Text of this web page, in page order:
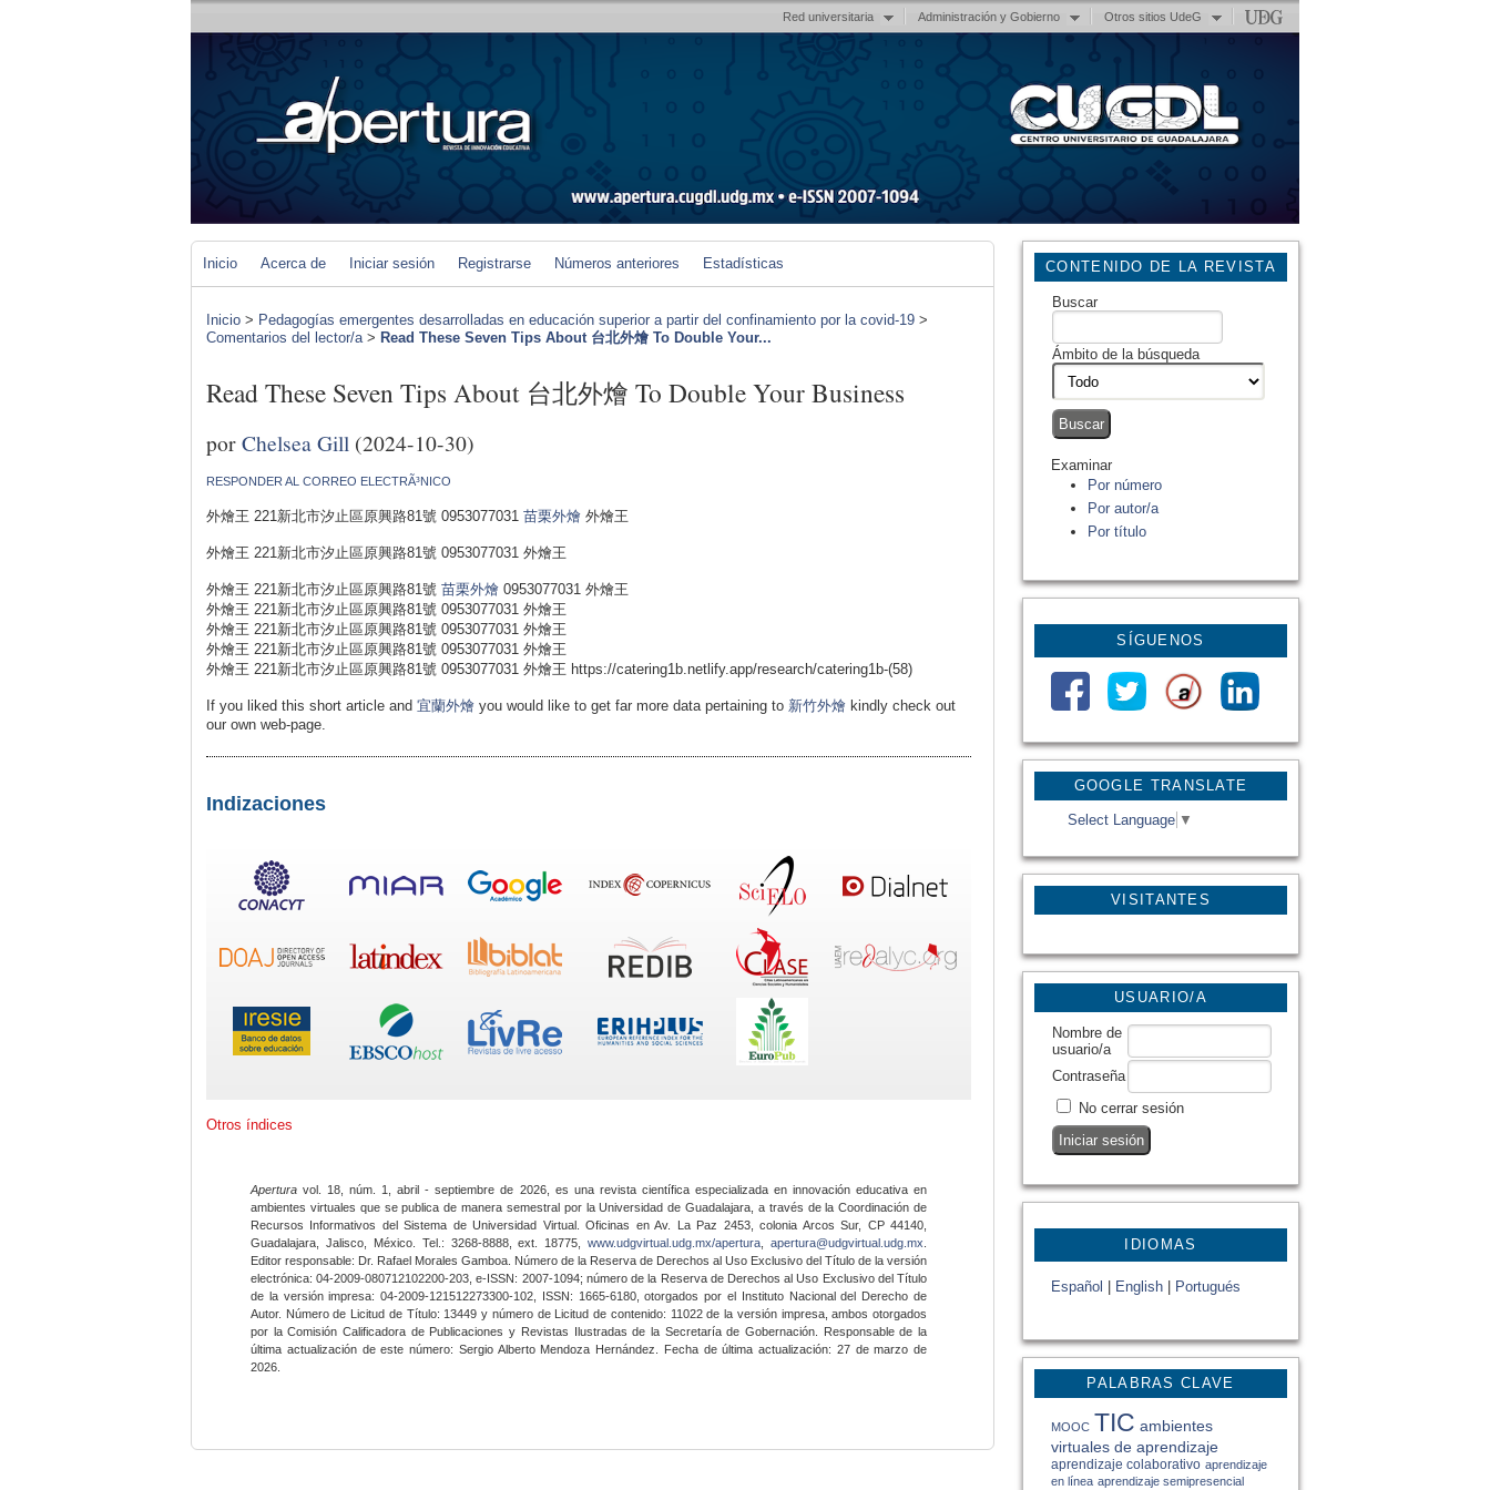
Red universitaria Administración y Gobierno Otros sitios UdeG
GOOGLE TRANSLATE
Select Language ▼
VISITANTES
CONTENIDO DE LA REVISTA
Buscar
Ámbito de la búsqueda
Examinar
Por número
Por autor/a
Por título
SÍGUENOS
USUARIO/A
Nombre de
usuario/a
Contraseña
No cerrar sesión
IDIOMAS
Español English Portugués
PALABRAS CLAVE
MOOC TIC ambientes
virtuales de aprendizaje
aprendizaje colaborativo aprendizaje
en línea aprendizaje semipresencial
Inicio Acerca de Iniciar sesión Registrarse Números anteriores Estadísticas
Inicio > Pedagogías emergentes desarrolladas en educación superior a partir del confinamiento por la covid-19 >
Comentarios del lector/a> Read These Seven Tips About 台北外燴 To Double Your...
Read These Seven Tips About 台北外燴 To Double Your Business
porChelsea Gill (2024-10-30)
RESPONDER AL CORREO ELECTRÃ³NICO
外燴王 221新北市汐止區原興路81號 0953077031 苗栗外燴 外燴王
外燴王 221新北市汐止區原興路81號 0953077031 外燴王
外燴王 221新北市汐止區原興路81號 苗栗外燴 0953077031 外燴王
外燴王 221新北市汐止區原興路81號 0953077031 外燴王
外燴王 221新北市汐止區原興路81號 0953077031 外燴王
外燴王 221新北市汐止區原興路81號 0953077031 外燴王
外燴王 221新北市汐止區原興路81號 0953077031 外燴王 https://catering1b.netlify.app/research/catering1b-(58)
If you liked this short article and 宜蘭外燴 you would like to get far more data pertaining to 新竹外燴 kindly check out
our own web-page.
Indizaciones
Otros índices
Apertura vol. 18, núm. 1, abril - septiembre de 2026, es una revista científica especializada en innovación educativa en
ambientes virtuales que se publica de manera semestral por la Universidad de Guadalajara, a través de la Coordinación de
Recursos Informativos del Sistema de Universidad Virtual. Oficinas en Av. La Paz 2453, colonia Arcos Sur, CP 44140,
Guadalajara, Jalisco, México. Tel.: 3268-8888, ext. 18775,www.udgvirtual.udg.mx/apertura apertura@udgvirtual.udg.mx
Editor responsable: Dr. Rafael Morales Gamboa. Número de la Reserva de Derechos al Uso Exclusivo del Título de la versión
electrónica: 04-2009-080712102200-203, e-ISSN: 2007-1094; número de la Reserva de Derechos al Uso Exclusivo del Título
de la versión impresa: 04-2009-121512273300-102, ISSN: 1665-6180, otorgados por el Instituto Nacional del Derecho de
Autor. Número de Licitud de Título: 13449 y número de Licitud de contenido: 11022 de la versión impresa, ambos otorgados
por la Comisión Calificadora de Publicaciones y Revistas Ilustradas de la Secretaría de Gobernación. Responsable de la
última actualización de este número: Sergio Alberto Mendoza Hernández. Fecha de última actualización: 27 de marzo de
2026.